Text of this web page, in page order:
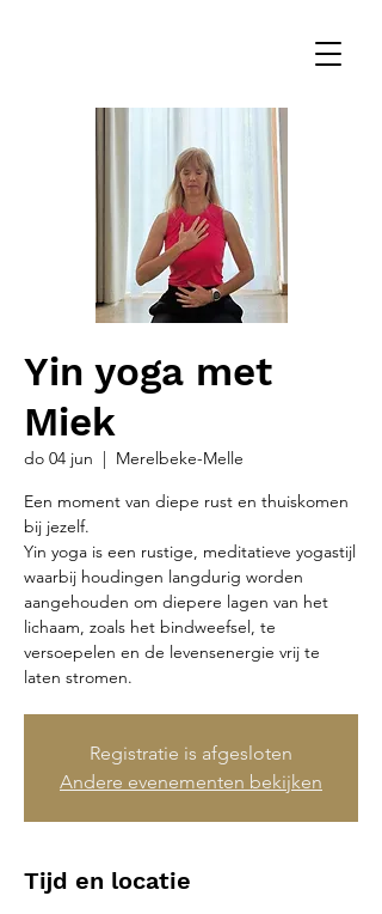
Yin yoga met
Miek
do 04 jun
  |
Merelbeke-Melle
Een moment van diepe rust en thuiskomen
bij jezelf.
Yin yoga is een rustige, meditatieve yogastijl
waarbij houdingen langdurig worden
aangehouden om diepere lagen van het
lichaam, zoals het bindweefsel, te
versoepelen en de levensenergie vrij te
laten stromen.
Registratie is afgesloten
Andere evenementen bekijken
Tijd en locatie